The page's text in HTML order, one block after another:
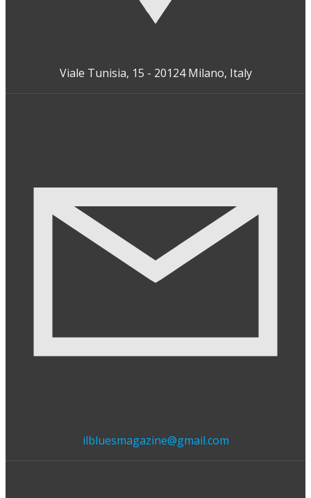
Viale Tunisia, 15 - 20124 Milano, Italy
ilbluesmagazine@gmail.com